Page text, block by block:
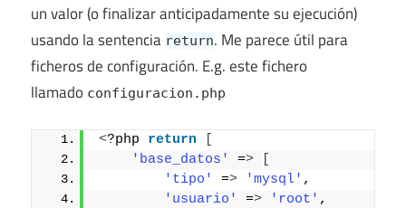
un valor (o finalizar anticipadamente su ejecución)
usando la sentencia return. Me parece útil para
ficheros de configuración. E.g. este fichero
llamado configuracion.php
<?php return
'base_datos'
=>
'tipo'
=> 'mysql' ,
'usuario'
=> 'root' ,